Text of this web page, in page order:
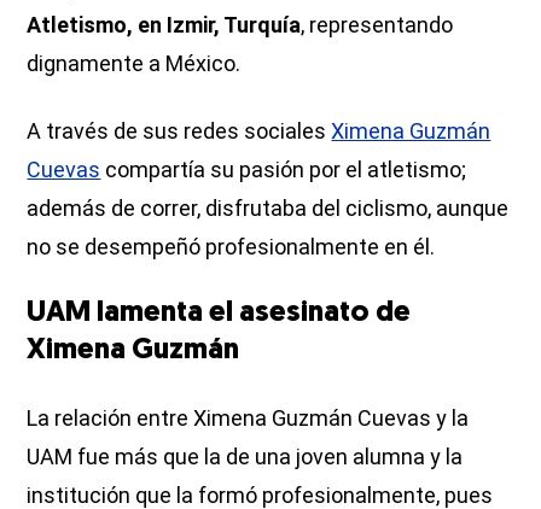
Atletismo, en Izmir, Turquía, representando
dignamente a México.
A través de sus redes socialesXimena Guzmán
Cuevas compartía su pasión por el atletismo;
además de correr, disfrutaba del ciclismo, aunque
no se desempeñó profesionalmente en él.
UAM lamenta el asesinato de
Ximena Guzmán
La relación entre Ximena Guzmán Cuevas y la
UAM fue más que la de una joven alumna y la
institución que la formó profesionalmente, pues